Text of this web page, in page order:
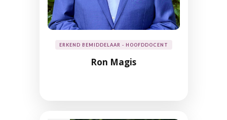
ERKEND BEMIDDELAAR - HOOFDDOCENT
Ron Magis